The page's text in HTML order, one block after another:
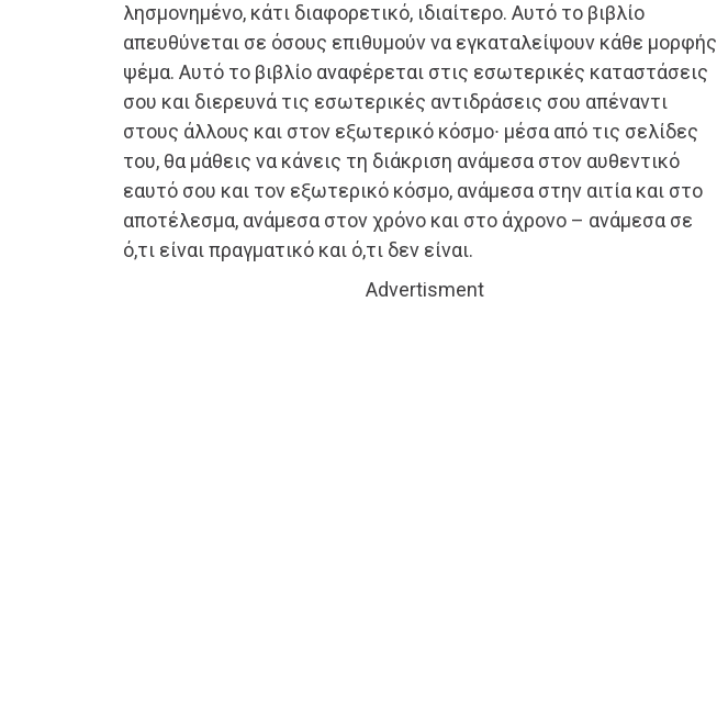
λησμονημένο, κάτι διαφορετικό, ιδιαίτερο. Αυτό το βιβλίο
απευθύνεται σε όσους επιθυμούν να εγκαταλείψουν κάθε μορφής
ψέμα. Αυτό το βιβλίο αναφέρεται στις εσωτερικές καταστάσεις
σου και διερευνά τις εσωτερικές αντιδράσεις σου απέναντι
στους άλλους και στον εξωτερικό κόσμο∙ μέσα από τις σελίδες
του, θα μάθεις να κάνεις τη διάκριση ανάμεσα στον αυθεντικό
εαυτό σου και τον εξωτερικό κόσμο, ανάμεσα στην αιτία και στο
αποτέλεσμα, ανάμεσα στον χρόνο και στο άχρονο – ανάμεσα σε
ό,τι είναι πραγματικό και ό,τι δεν είναι.
Advertisment